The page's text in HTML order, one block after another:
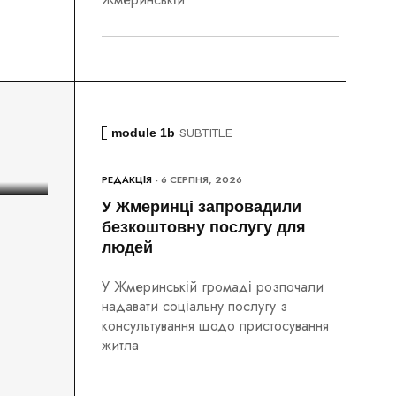
module 1b SUBTITLE
РЕДАКЦІЯ- 6 СЕРПНЯ, 2026
У Жмеринці запровадили
безкоштовну послугу для
людей
У Жмеринській громаді розпочали
надавати соціальну послугу з
консультування щодо пристосування
житла